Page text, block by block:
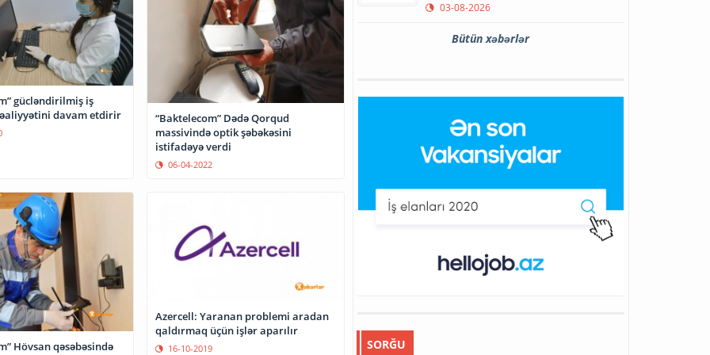
gücləndirilmiş iş
davam etdirir
“Baktelecom” Dədə Qorqud
massivində optik şəbəkəsini
istifadəyə verdi
06-04-2022
Hövsan qəsəbəsində
Azercell: Yaranan problemi aradan
qaldırmaq üçün işlər aparılır
16-10-2019
03-08-2026
Bütün xəbərlər
SORĞU